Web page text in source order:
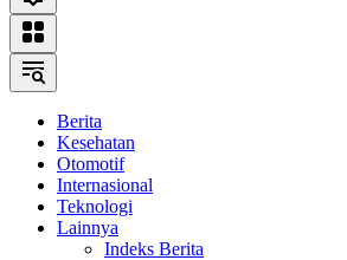
Berita
Kesehatan
Otomotif
Internasional
Teknologi
Lainnya
Indeks Berita